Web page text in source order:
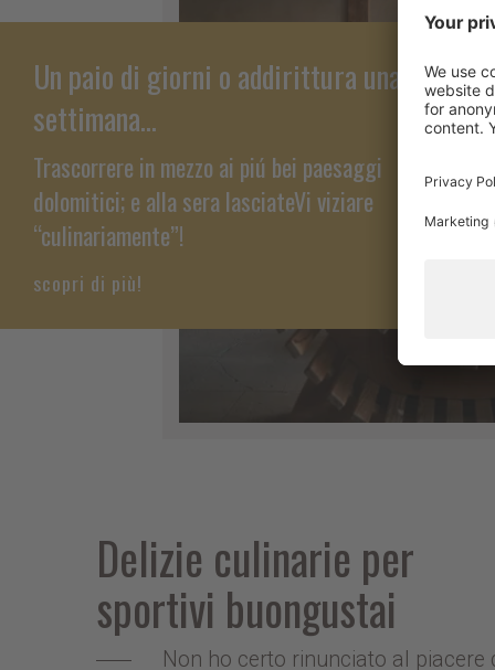
Sci e
Altre
Delizie culinarie per
sportivi buongustai
Non ho certo rinunciato al piacere
Un paio di giorni o addirittura una
settimana...
Trascorrere in mezzo ai piú bei paesaggi
dolomitici; e alla sera lasciateVi viziare
“culinariamente”!
scopri di più!